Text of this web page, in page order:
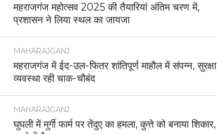
महराजगंज महोत्सव 2025 की तैयारियां अंतिम चरण में,
प्रशासन ने लिया स्थल का जायजा
MAHARAJGANJ
महराजगंज में ईद-उल-फितर शांतिपूर्ण माहौल में संपन्न, सुरक्षा
व्यवस्था रही चाक-चौबंद
MAHARAJGANJ
घुघली में मुर्गी फार्म पर तेंदुए का हमला, कुत्ते को बनाया शिकार,